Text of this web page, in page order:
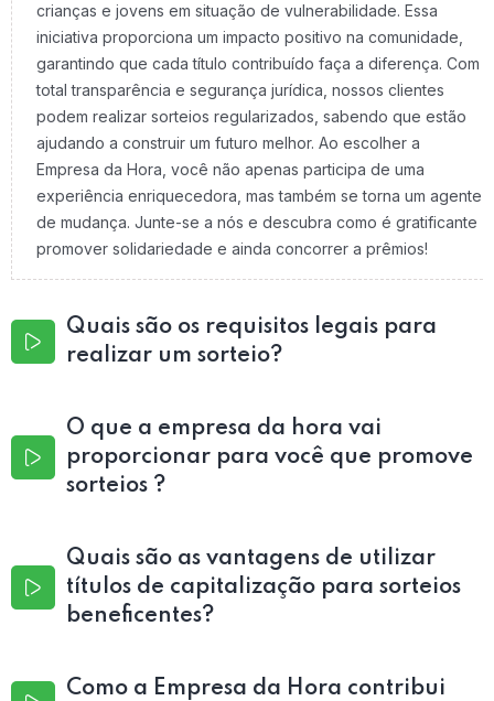
crianças e jovens em situação de vulnerabilidade. Essa
iniciativa proporciona um impacto positivo na comunidade,
garantindo que cada título contribuído faça a diferença. Com
total transparência e segurança jurídica, nossos clientes
podem realizar sorteios regularizados, sabendo que estão
ajudando a construir um futuro melhor. Ao escolher a
Empresa da Hora, você não apenas participa de uma
experiência enriquecedora, mas também se torna um agente
de mudança. Junte-se a nós e descubra como é gratificante
promover solidariedade e ainda concorrer a prêmios!
Quais são os requisitos legais para
realizar um sorteio?
O que a empresa da hora vai
proporcionar para você que promove
sorteios ?
Quais são as vantagens de utilizar
títulos de capitalização para sorteios
beneficentes?
Como a Empresa da Hora contribui